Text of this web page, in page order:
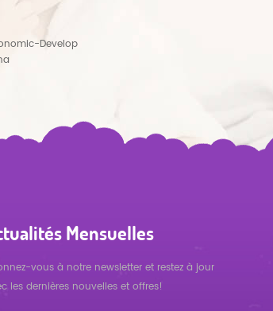
Develop
Mensuelles
vous à notre newsletter et restez à jour
les dernières nouvelles et offres!